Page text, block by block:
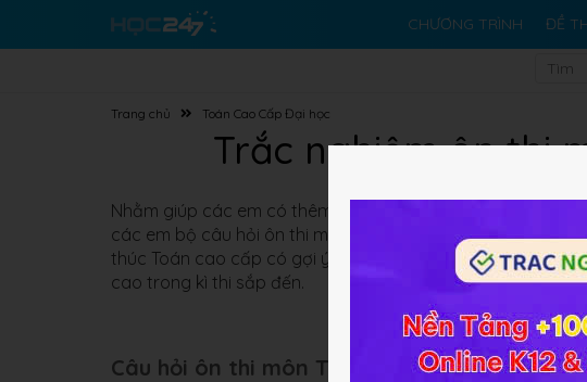
CHƯƠNG TRÌNH ĐỀ
Trang chủ Toán Cao Cấp Đại học
Trắc nghiệm ôn thi
Nhằm giúp các em có thêm tài liệu ôn thi chuẩn bị cho kì
các em bộ câu hỏi ôn thi môn
Toán cao cấp, các bài tập
thúc Toán cao cấp có gợi ý trả lời và đáp án. Hy vọng với
cao trong kì thi sắp đến.
Câu hỏi ôn thi môn Toán cao cấp